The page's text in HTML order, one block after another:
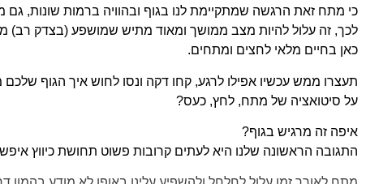
כי מתח זאת הרגשה שמתקיימת לנו בגוף ובהוויה ברמות שונות, גם
לכך, זה עלול להיות מצב ממושך ומאוד מתיש שמושפע (בצדק רב)
כאן בחיים מלאי לחצים ומתחים.
תעצרו ממש עכשיו אפילו לרגע, קחו דקה ונסו לחוש איך הגוף שלכם
על סיטואציה של מתח, לחץ, כעס?
איפה זה מרגיש בגוף?
התגובה הראשונה שלנו היא לעתים קרובות פשוט תחושת כיווץ